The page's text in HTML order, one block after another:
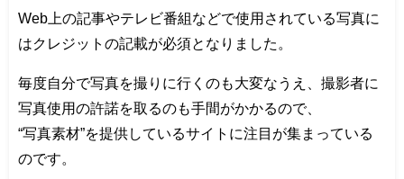
Web上の記事やテレビ番組などで使用されている写真に
はクレジットの記載が必須となりました。
毎度自分で写真を撮りに行くのも大変なうえ、撮影者に
写真使用の許諾を取るのも手間がかかるので、
“写真素材”を提供しているサイトに注目が集まっている
のです。